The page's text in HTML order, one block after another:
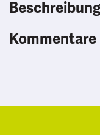
Beschreibung
Kommentare